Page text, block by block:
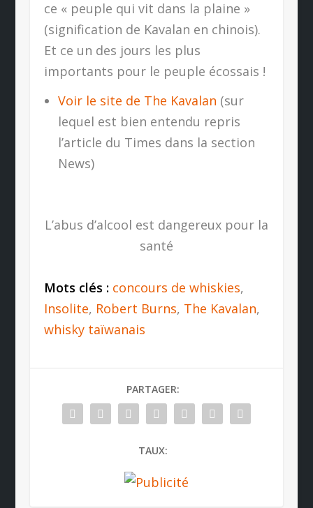
ce « peuple qui vit dans la plaine »
(signification de Kavalan en chinois).
Et ce un des jours les plus
importants pour le peuple écossais !
Voir le site de The Kavalan (sur
lequel est bien entendu repris
l’article du Times dans la section
News)
L’abus d’alcool est dangereux pour la
santé
Mots clés : concours de whiskies,
Insolite, Robert Burns, The Kavalan,
whisky taïwanais
PARTAGER:
TAUX: